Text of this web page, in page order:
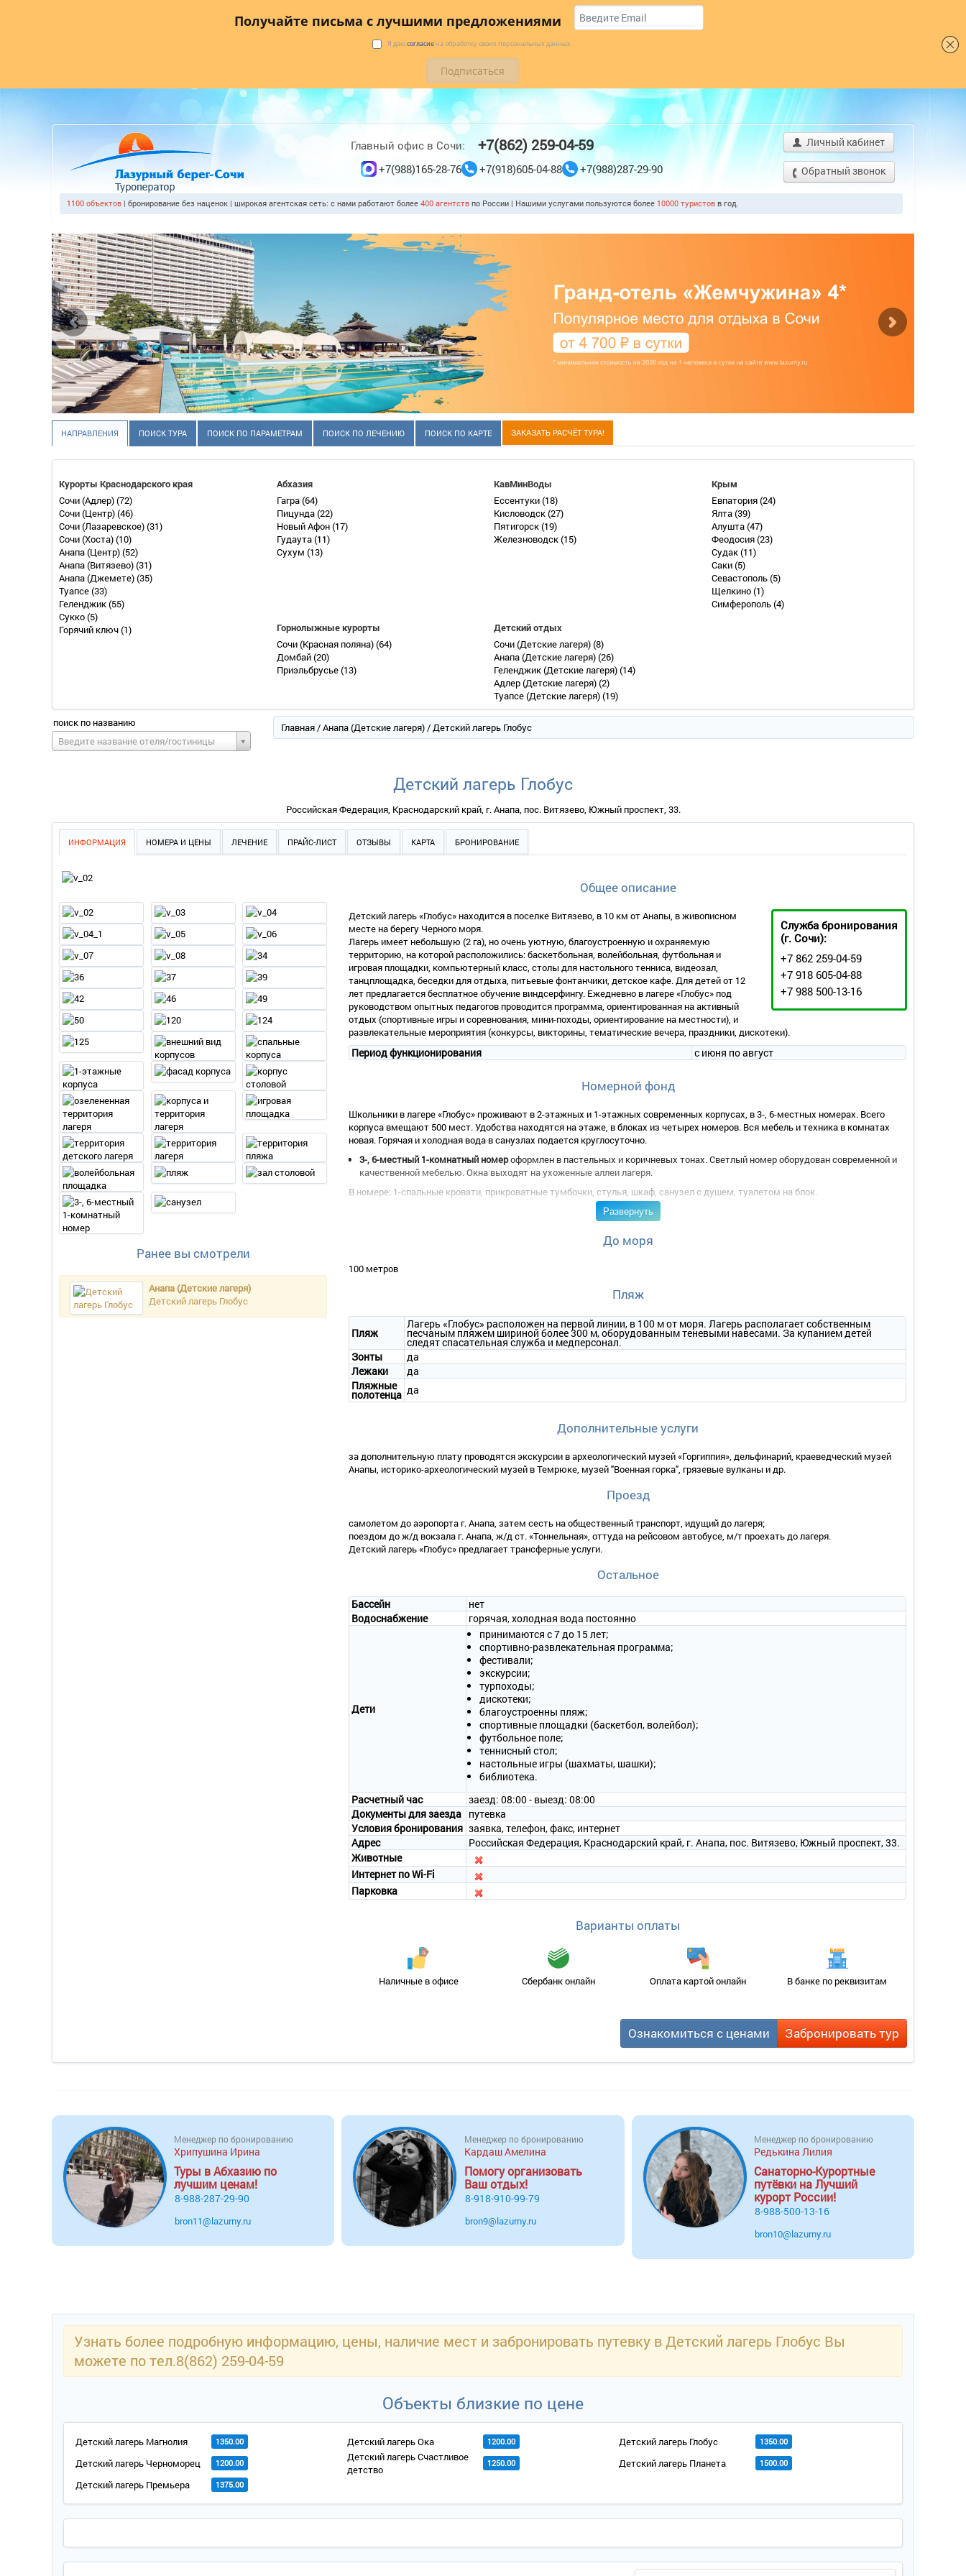
Получайте письма с лучшими предложениями
Я даюсогласие на обработку своих персональных данных.
Агентствам
Главный офис в Сочи: +7(862) 259-04-59
+7(988)165-28-76 +7(918)605-04-88 +7(988)287-29-90
Личный кабинет
Обратный звонок
1100 объектов | бронирование без наценок | широкая агентская сеть: с нами работают более 400 агентств по России | Нашими услугами пользуются более 10000 туристов в год.
НАПРАВЛЕНИЯ ПОИСК ТУРА ПОИСК ПО ПАРАМЕТРАМ ПОИСК ПО ЛЕЧЕНИЮ ПОИСК ПО КАРТЕ ЗАКАЗАТЬ РАСЧЁТ ТУРА!
Курорты Краснодарского края
Сочи (Адлер)(72)
Сочи (Центр)(46)
Сочи (Лазаревское)(31)
Сочи (Хоста)(10)
Анапа (Центр)(52)
Анапа (Витязево)(31)
Анапа (Джемете)(35)
Туапсе(33)
Геленджик(55)
Сукко(5)
Горячий ключ(1)
Абхазия
Гагра(64)
Пицунда(22)
Новый Афон(17)
Гудаута(11)
Сухум (13)
КавМинВоды
Ессентуки(18)
Кисловодск(27)
Пятигорск(19)
Железноводск(15)
Крым
Евпатория(24)
Ялта(39)
Алушта(47)
Феодосия(23)
Судак(11)
Саки(5)
Севастополь(5)
Щелкино(1)
Симферополь(4)
Горнолыжные курорты
Сочи (Красная поляна)(64)
Домбай(20)
Приэльбрусье(13)
Детский отдых
Сочи (Детские лагеря)(8)
Анапа (Детские лагеря)(26)
Геленджик (Детские лагеря)(14)
Адлер (Детские лагеря)(2)
Туапсе (Детские лагеря)(19)
поиск по названию
Введите название отеля/гостиницы
Главная/Анапа (Детские лагеря)/ Детский лагерь Глобус
Детский лагерь Глобус
Российская Федерация, Краснодарский край, г. Анапа, пос. Витязево, Южный проспект, 33.
ИНФОРМАЦИЯ НОМЕРА И ЦЕНЫ ЛЕЧЕНИЕ ПРАЙС-ЛИСТ ОТЗЫВЫ КАРТА БРОНИРОВАНИЕ
Ранее вы смотрели
Анапа (Детские лагеря)
Детский лагерь Глобус
Общее описание
Служба бронирования
(г. Сочи):
+7 862 259-04-59
+7 918 605-04-88
+7 988 500-13-16
Детский лагерь «Глобус» находится в поселке Витязево, в 10 км от Анапы, в живописном
месте на берегу Черного моря.
Лагерь имеет небольшую (2 га), но очень уютную, благоустроенную и охраняемую
территорию, на которой расположились: баскетбольная, волейбольная, футбольная и
игровая площадки, компьютерный класс, столы для настольного тенниса, видеозал,
танцплощадка, беседки для отдыха, питьевые фонтанчики, детское кафе. Для детей от 12
лет предлагается бесплатное обучение виндсерфингу. Ежедневно в лагере «Глобус» под
руководством опытных педагогов проводится программа, ориентированная на активный
отдых (спортивные игры и соревнования, мини-походы, ориентирование на местности), и
развлекательные мероприятия (конкурсы, викторины, тематические вечера, праздники, дискотеки).
Период функционирования с июня по август
Номерной фонд
Школьники в лагере «Глобус» проживают в 2-этажных и 1-этажных современных корпусах, в 3-, 6-местных номерах. Всего
корпуса вмещают 500 мест. Удобства находятся на этаже, в блоках из четырех номеров. Вся мебель и техника в комнатах
новая. Горячая и холодная вода в санузлах подается круглосуточно.
3-, 6-местный 1-комнатный номероформлен в пастельных и коричневых тонах. Светлый номер оборудован современной и
качественной мебелью. Окна выходят на ухоженные аллеи лагеря.
В номере: 1-спальные кровати, прикроватные тумбочки, стулья, шкаф, санузел с душем, туалетом на блок.
Развернуть
До моря
100 метров
Пляж
Пляж
Лагерь «Глобус» расположен на первой линии, в 100 м от моря. Лагерь располагает собственным
песчаным пляжем шириной более 300 м, оборудованным теневыми навесами. За купанием детей
следят спасательная служба и медперсонал.
Зонты
да
Лежаки
да
Пляжные
полотенца да
Дополнительные услуги
за дополнительную плату проводятся экскурсии в археологический музей «Горгиппия», дельфинарий, краеведческий музей
Анапы, историко-археологический музей в Темрюке, музей "Военная горка", грязевые вулканы и др.
Проезд
самолетом до аэропорта г. Анапа, затем сесть на общественный транспорт, идущий до лагеря;
поездом до ж/д вокзала г. Анапа, ж/д ст. «Тоннельная», оттуда на рейсовом автобусе, м/т проехать до лагеря.
Детский лагерь «Глобус» предлагает трансферные услуги.
Остальное
Бассейн
нет
Водоснабжение
горячая, холодная вода постоянно
Дети
принимаются с 7 до 15 лет;
спортивно-развлекательная программа;
фестивали;
экскурсии;
турпоходы;
дискотеки;
благоустроенны пляж;
спортивные площадки (баскетбол, волейбол);
футбольное поле;
теннисный стол;
настольные игры (шахматы, шашки);
библиотека.
Расчетный час
заезд: 08:00 - выезд: 08:00
Документы для заезда путевка
Условия бронирования заявка, телефон, факс, интернет
Адрес
Российская Федерация, Краснодарский край, г. Анапа, пос. Витязево, Южный проспект, 33.
Животные
Интернет по Wi-Fi
Парковка
Варианты оплаты
Наличные в офисе Сбербанк онлайн Оплата картой онлайн В банке по реквизитам
Ознакомиться с ценами Забронировать тур
Менеджер по бронированию
Хрипушина Ирина
Туры в Абхазию по
лучшим ценам!
8-988-287-29-90
bron11@lazurny.ru
Менеджер по бронированию
Кардаш Амелина
Помогу организовать
Ваш отдых!
8-918-910-99-79
bron9@lazurny.ru
Менеджер по бронированию
Редькина Лилия
Санаторно-Курортные
путёвки на Лучший
курорт России!
8-988-500-13-16
bron10@lazurny.ru
Узнать более подробную информацию, цены, наличие мест и забронировать путевку в Детский лагерь Глобус Вы
можете по тел.8(862) 259-04-59
Объекты близкие по цене
Детский лагерь Магнолия 1350.00 Детский лагерь Ока 1200.00 Детский лагерь Глобус 1350.00
Детский лагерь Черноморец 1200.00
Детский лагерь Счастливое
детство
1250.00 Детский лагерь Планета 1500.00
Детский лагерь Премьера 1375.00